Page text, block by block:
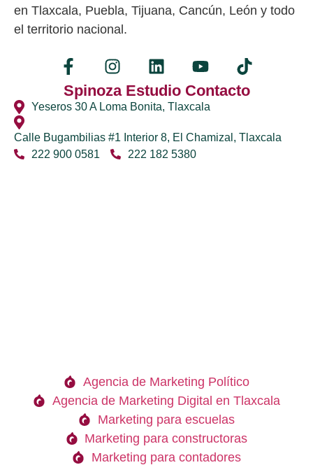
en Tlaxcala, Puebla, Tijuana, Cancún, León y todo
el territorio nacional.
Spinoza Estudio Contacto
Yeseros 30 A Loma Bonita, Tlaxcala
Calle Bugambilias #1 Interior 8, El Chamizal, Tlaxcala
222 900 0581
222 182 5380
Agencia de Marketing Político
Agencia de Marketing Digital en Tlaxcala
Marketing para escuelas
Marketing para constructoras
Marketing para contadores